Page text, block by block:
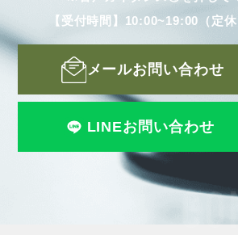
【受付時間】10:00~19:00（定休
メールお問い合わせ
LINEお問い合わせ